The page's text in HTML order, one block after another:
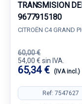
TRANSMISION
9677915180
CITROËN C4 GRAND
60,00 €
54,00 € sin IVA.
65,34 € (IVA incl.)
Ref: 7547627